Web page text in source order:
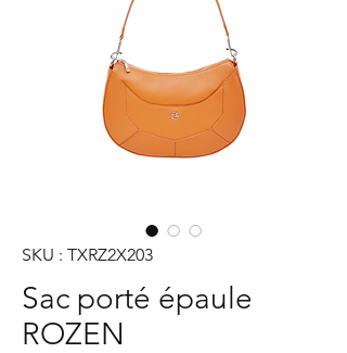
SKU : TXRZ2X203
Sac porté épaule
ROZEN